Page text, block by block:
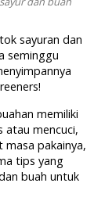
sayuran dan
seminggu
memiliki
atau mencuci,
pakainya,
tips yang
buah untuk